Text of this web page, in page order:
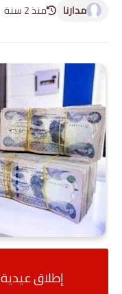
مدارنا منذ 2 سنة
إطلاق عيدية 50 الف دينار للفئة التالية